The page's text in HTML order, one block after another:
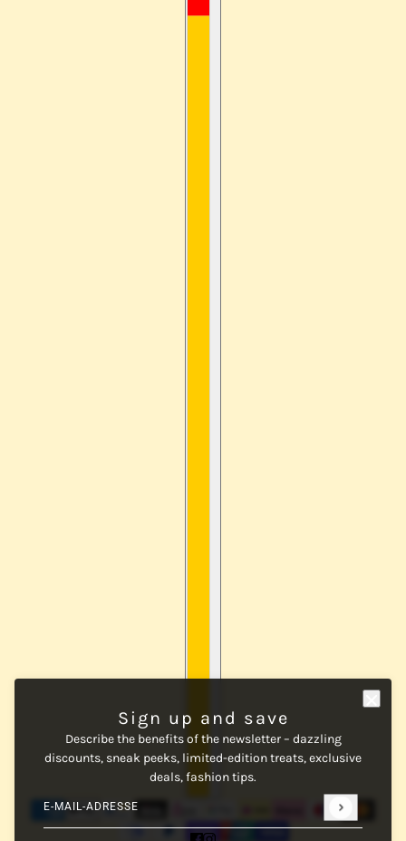
Sign up and save
Describe the benefits of the newsletter – dazzling
discounts, sneak peeks, limited-edition treats, exclusive
deals, fashion tips.
E-Mail-Adresse
Diese Website ist durch hCaptcha geschützt und es gelten die